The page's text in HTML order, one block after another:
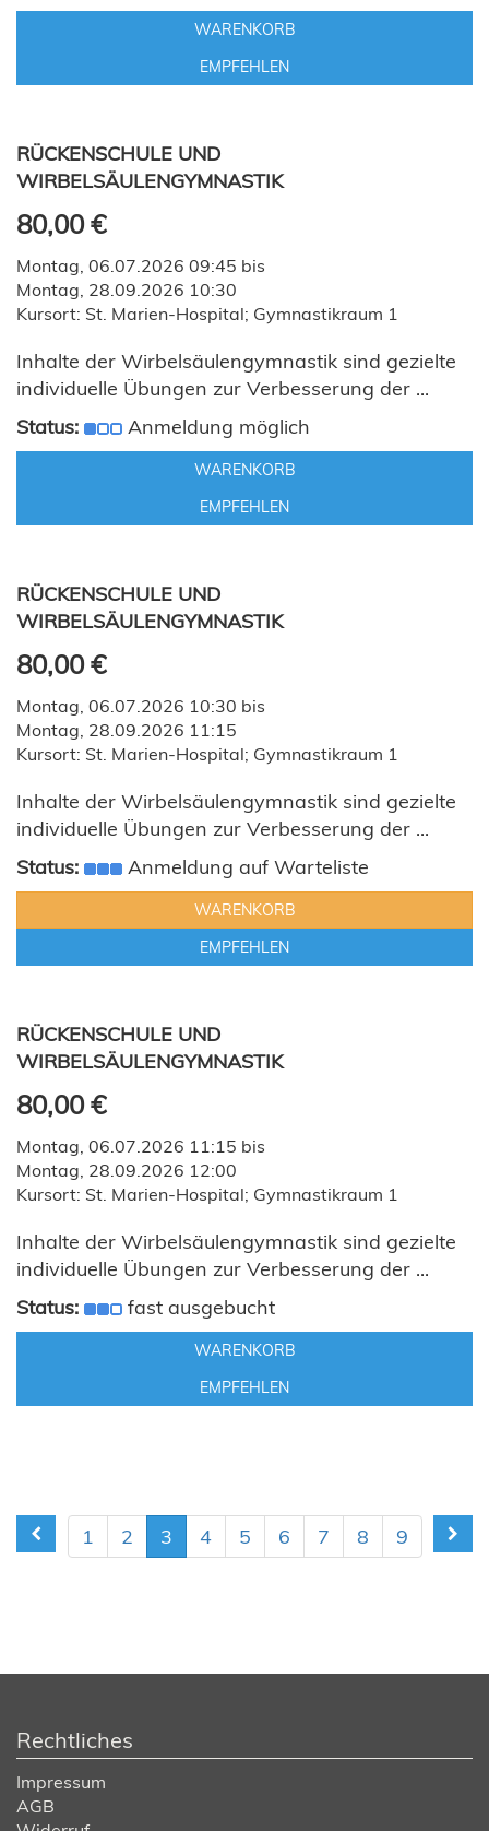
WARENKORB
EMPFEHLEN
RÜCKENSCHULE UND
WIRBELSÄULENGYMNASTIK
80,00 €
Montag, 06.07.2026 09:45 bis
Montag, 28.09.2026 10:30
Kursort: St. Marien-Hospital; Gymnastikraum 1
Inhalte der Wirbelsäulengymnastik sind gezielte
individuelle Übungen zur Verbesserung der ...
Status:
Anmeldung möglich
WARENKORB
EMPFEHLEN
RÜCKENSCHULE UND
WIRBELSÄULENGYMNASTIK
80,00 €
Montag, 06.07.2026 10:30 bis
Montag, 28.09.2026 11:15
Kursort: St. Marien-Hospital; Gymnastikraum 1
Inhalte der Wirbelsäulengymnastik sind gezielte
individuelle Übungen zur Verbesserung der ...
Status:
Anmeldung auf Warteliste
WARENKORB
EMPFEHLEN
RÜCKENSCHULE UND
WIRBELSÄULENGYMNASTIK
80,00 €
Montag, 06.07.2026 11:15 bis
Montag, 28.09.2026 12:00
Kursort: St. Marien-Hospital; Gymnastikraum 1
Inhalte der Wirbelsäulengymnastik sind gezielte
individuelle Übungen zur Verbesserung der ...
Status:
fast ausgebucht
WARENKORB
EMPFEHLEN
1 2 3 4 5 6 7 8 9
Rechtliches
Impressum
AGB